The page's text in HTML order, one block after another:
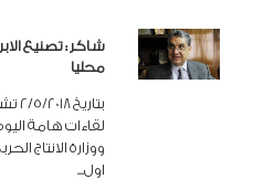
شاكر : تصنيع
محليا
لقاءات هامة
ووزارة الانتاج
اول...